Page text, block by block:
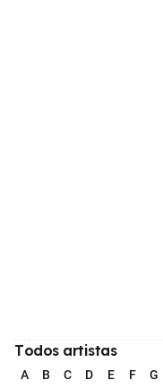
Todos artistas
A B C D E F G